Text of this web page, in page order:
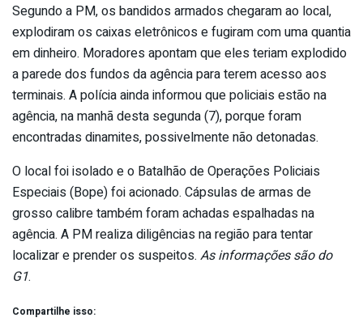
Segundo a PM, os bandidos armados chegaram ao local,
explodiram os caixas eletrônicos e fugiram com uma quantia
em dinheiro. Moradores apontam que eles teriam explodido
a parede dos fundos da agência para terem acesso aos
terminais. A polícia ainda informou que policiais estão na
agência, na manhã desta segunda (7), porque foram
encontradas dinamites, possivelmente não detonadas.
O local foi isolado e o Batalhão de Operações Policiais
Especiais (Bope) foi acionado. Cápsulas de armas de
grosso calibre também foram achadas espalhadas na
agência. A PM realiza diligências na região para tentar
localizar e prender os suspeitos. As informações são do
G1.
Compartilhe isso: